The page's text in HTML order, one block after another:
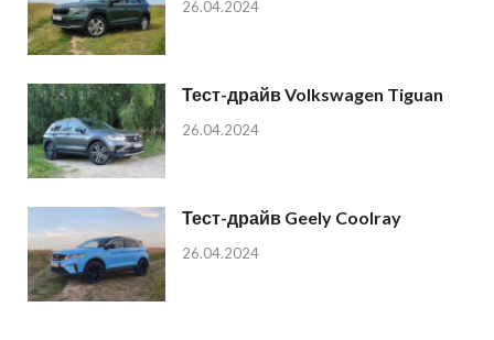
26.04.2024
Тест-драйв Volkswagen Tiguan
26.04.2024
Тест-драйв Geely Coolray
26.04.2024